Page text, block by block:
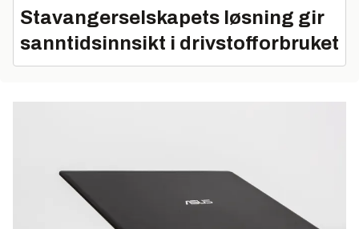
Stavangerselskapets løsning gir
sanntidsinnsikt i drivstofforbruket